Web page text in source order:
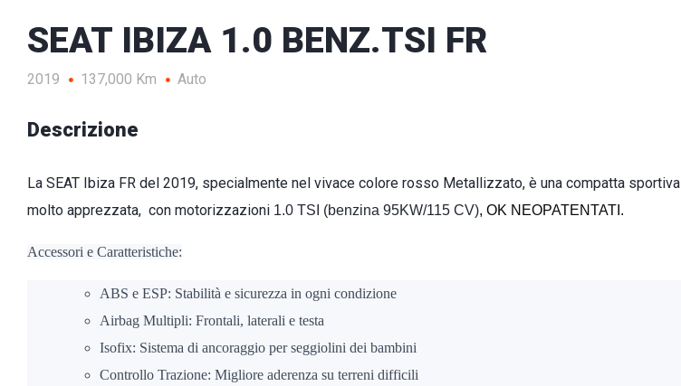
SEAT IBIZA 1.0 BENZ.TSI FR
2019 137,000 Km Auto
Descrizione
La SEAT Ibiza FR del 2019, specialmente nel vivace colore rosso Metallizzato, è una compatta sportiva
molto apprezzata, con motorizzazioni 1.0 TSI (benzina 95KW/115 CV), OK NEOPATENTATI.
Accessori e Caratteristiche:
ABS e ESP: Stabilità e sicurezza in ogni condizione
Airbag Multipli: Frontali, laterali e testa
Isofix: Sistema di ancoraggio per seggiolini dei bambini
Controllo Trazione: Migliore aderenza su terreni difficili